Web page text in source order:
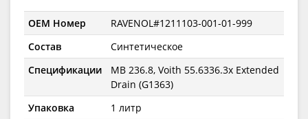
OEM Номер
RAVENOL#1211103-001-01-999
Состав
Синтетическое
Спецификации
MB 236.8, Voith 55.6336.3x Extended
Drain (G1363)
Упаковка
1 литр